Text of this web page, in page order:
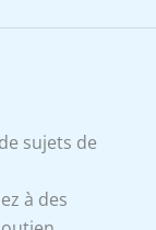
sujets de
à des